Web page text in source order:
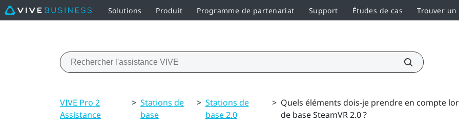
Solutions Produit Programme de partenariat Support Études de cas Trouver
VIVE Pro 2
Assistance
> Stations de
base
> Stations de
base 2.0
> Quels éléments dois-je prendre en compte
de base SteamVR 2.0 ?